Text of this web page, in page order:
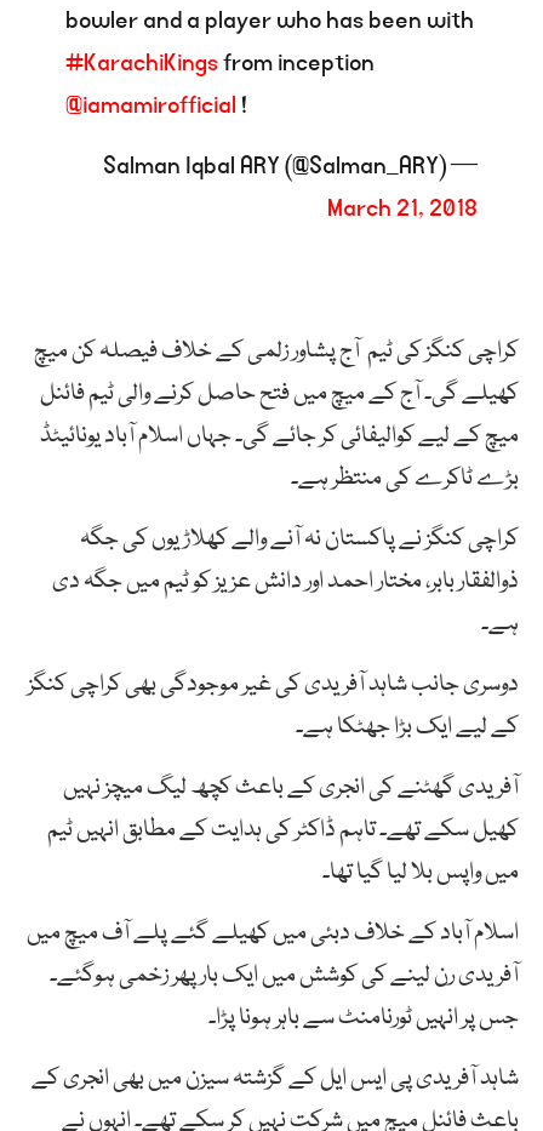
bowler and a player who has been with
#KarachiKingsfrom inception
@iamamirofficial!
— Salman Iqbal ARY (@Salman_ARY)
March 21, 2018
کراچی کنگز کی ٹیم آج پشاور زلمی کے خلاف فیصلہ کن میچ
کھیلے گی۔ آج کے میچ میں فتح حاصل کرنے والی ٹیم فائنل
میچ کے لیے کوالیفائی کر جائے گی۔ جہاں اسلام آباد یونائیٹڈ
بڑے ٹاکرے کی منتظر ہے۔
کراچی کنگز نے پاکستان نہ آنے والے کھلاڑیوں کی جگہ
ذوالفقار بابر، مختار احمد اور دانش عزیز کو ٹیم میں جگہ دی
ہے۔
دوسری جانب شاہد آفریدی کی غیر موجودگی بھی کراچی کنگز
کے لیے ایک بڑا جھٹکا ہے۔
آفریدی گھٹنے کی انجری کے باعث کچھ لیگ میچز نہیں
کھیل سکے تھے۔ تاہم ڈاکٹر کی ہدایت کے مطابق انہیں ٹیم
میں واپس بلا لیا گیا تھا۔
اسلام آباد کے خلاف دبئی میں کھیلے گئے پلے آف میچ میں
آفریدی رن لینے کی کوشش میں ایک بار پھر زخمی ہوگئے۔
جس پر انہیں ٹورنامنٹ سے باہر ہونا پڑا۔
شاہد آفریدی پی ایس ایل کے گزشتہ سیزن میں بھی انجری کے
باعث فائنل میچ میں شرکت نہیں کر سکے تھے۔ انہوں نے